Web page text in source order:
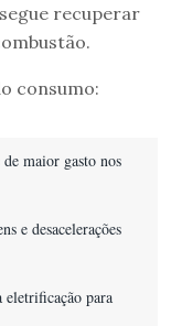
recuperar
consumo:
maior gasto nos
e desacelerações
eletrificação para